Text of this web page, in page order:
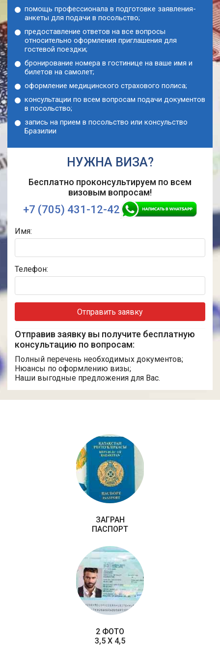
помощь профессионала в подготовке заявления-
анкеты для подачи в посольство;
предоставление ответов на все вопросы
относительно оформления приглашения для
гостевой поездки;
бронирование номера в гостинице на ваше имя и
билетов на самолет;
оформление медицинского страхового полиса;
консультации по всем вопросам подачи документов
в посольство;
запись на прием в посольство или консульство
Бразилии
НУЖНА ВИЗА?
Бесплатно проконсультируем по всем
визовым вопросам!
+7 (705) 431-12-42
Имя:
Телефон:
Отправить заявку
Отправив заявку вы получите бесплатную
консультацию по вопросам:
Полный перечень необходимых документов;
Нюансы по оформлению визы;
Наши выгодные предложения для Вас.
ЗАГРАН
ПАСПОРТ
2 ФОТО
3,5 X 4,5